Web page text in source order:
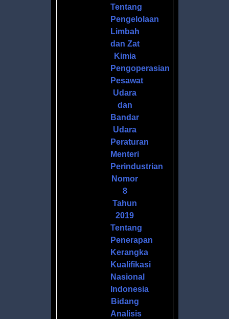
Tentang
Pengelolaan
Limbah
dan Zat
Kimia
Pengoperasian
Pesawat
Udara
dan
Bandar
Udara
Peraturan
Menteri
Perindustrian
Nomor
8
Tahun
2019
Tentang
Penerapan
Kerangka
Kualifikasi
Nasional
Indonesia
Bidang
Analisis